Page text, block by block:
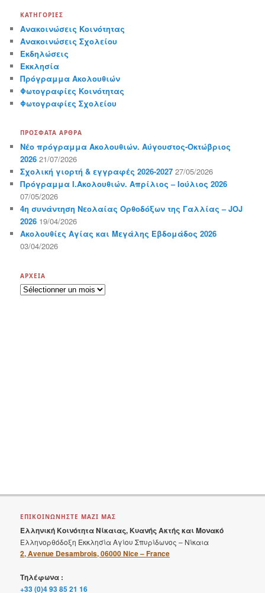
ΚΑΤΗΓΟΡΊΕΣ
Ανακοινώσεις Κοινότητας
Ανακοινώσεις Σχολείου
Εκδηλώσεις
Εκκλησία
Πρόγραμμα Ακολουθιών
Φωτογραφίες Κοινότητας
Φωτογραφίες Σχολείου
ΠΡΌΣΦΑΤΑ ΆΡΘΡΑ
Νέο πρόγραμμα Ακολουθιών. Αύγουστος-Οκτώβριος
2026 21/07/2026
Σχολική γιορτή & εγγραφές 2026-2027 27/05/2026
Πρόγραμμα Ι.Ακολουθιών. Απρίλιος – Ιούλιος 2026
07/05/2026
4η συνάντηση Νεολαίας Ορθοδόξων της Γαλλίας – JOJ
2026 19/04/2026
Ακολουθίες Αγίας και Μεγάλης Εβδομάδος 2026
03/04/2026
ΑΡΧΕΊΑ
Α
ΕΠΙΚΟΙΝΩΝΗΣΤΕ ΜΑΖΙ ΜΑΣ
Ελληνική Κοινότητα Νίκαιας, Κυανής Ακτής και Μονακό
Ελληνορθόδοξη Εκκλησία Αγίου Σπυρίδωνος – Νίκαια
2, Avenue Desambrois, 06000 Nice – France
Τηλέφωνα :
+33 (0)4 93 85 21 16